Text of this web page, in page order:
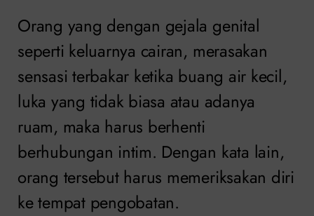
Orang yang dengan gejala genital
seperti keluarnya cairan, merasakan
sensasi terbakar ketika buang air kecil,
luka yang tidak biasa atau adanya
ruam, maka harus berhenti
berhubungan intim. Dengan kata lain,
orang tersebut harus memeriksakan diri
ke tempat pengobatan.